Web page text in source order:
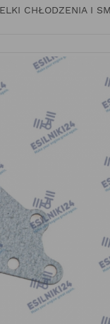
CHŁODZENIA I